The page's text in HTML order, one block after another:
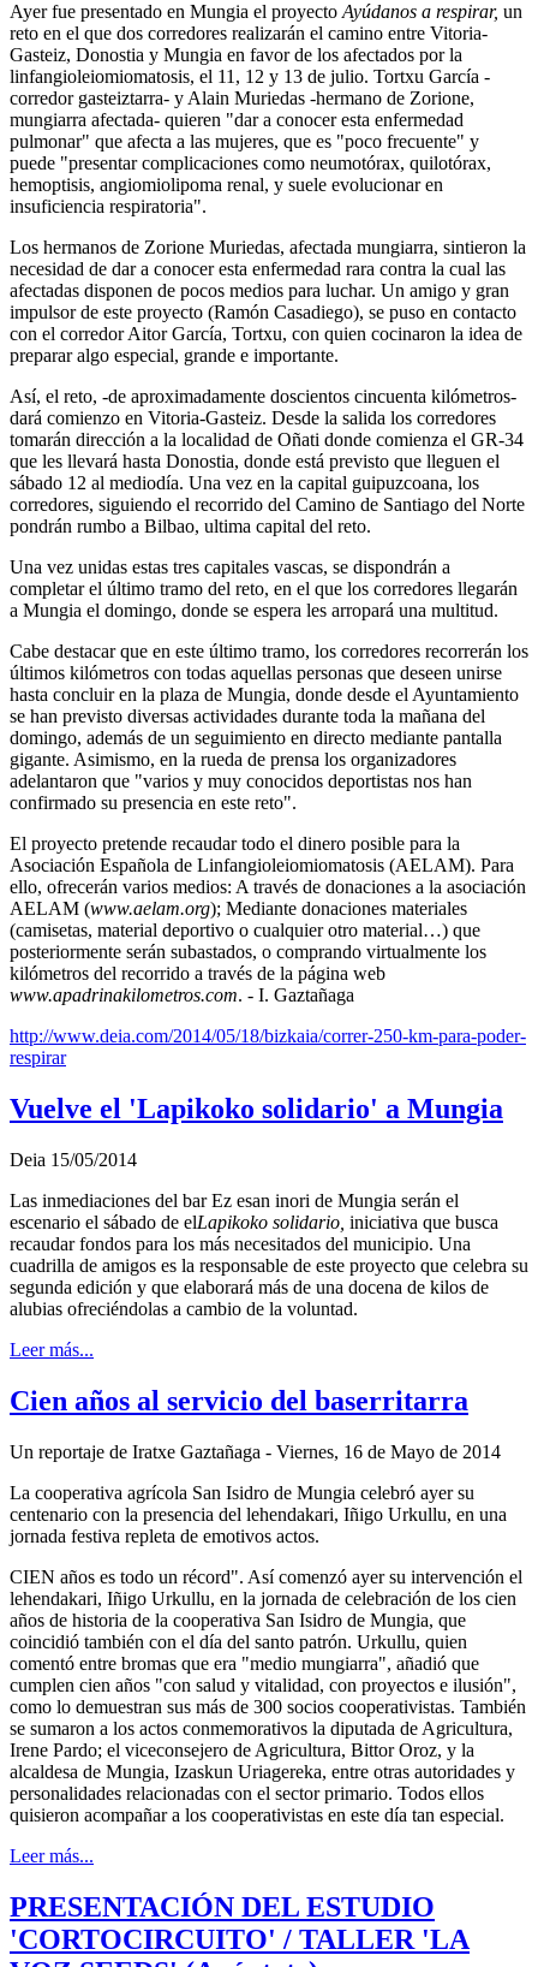
Ayer fue presentado en Mungia el proyecto Ayúdanos a respirar, un
reto en el que dos corredores realizarán el camino entre Vitoria-
Gasteiz, Donostia y Mungia en favor de los afectados por la
linfangioleiomiomatosis, el 11, 12 y 13 de julio. Tortxu García -
corredor gasteiztarra- y Alain Muriedas -hermano de Zorione,
mungiarra afectada- quieren "dar a conocer esta enfermedad
pulmonar" que afecta a las mujeres, que es "poco frecuente" y
puede "presentar complicaciones como neumotórax, quilotórax,
hemoptisis, angiomiolipoma renal, y suele evolucionar en
insuficiencia respiratoria".
Los hermanos de Zorione Muriedas, afectada mungiarra, sintieron la
necesidad de dar a conocer esta enfermedad rara contra la cual las
afectadas disponen de pocos medios para luchar. Un amigo y gran
impulsor de este proyecto (Ramón Casadiego), se puso en contacto
con el corredor Aitor García, Tortxu, con quien cocinaron la idea de
preparar algo especial, grande e importante.
Así, el reto, -de aproximadamente doscientos cincuenta kilómetros-
dará comienzo en Vitoria-Gasteiz. Desde la salida los corredores
tomarán dirección a la localidad de Oñati donde comienza el GR-34
que les llevará hasta Donostia, donde está previsto que lleguen el
sábado 12 al mediodía. Una vez en la capital guipuzcoana, los
corredores, siguiendo el recorrido del Camino de Santiago del Norte
pondrán rumbo a Bilbao, ultima capital del reto.
Una vez unidas estas tres capitales vascas, se dispondrán a
completar el último tramo del reto, en el que los corredores llegarán
a Mungia el domingo, donde se espera les arropará una multitud.
Cabe destacar que en este último tramo, los corredores recorrerán los
últimos kilómetros con todas aquellas personas que deseen unirse
hasta concluir en la plaza de Mungia, donde desde el Ayuntamiento
se han previsto diversas actividades durante toda la mañana del
domingo, además de un seguimiento en directo mediante pantalla
gigante. Asimismo, en la rueda de prensa los organizadores
adelantaron que "varios y muy conocidos deportistas nos han
confirmado su presencia en este reto".
El proyecto pretende recaudar todo el dinero posible para la
Asociación Española de Linfangioleiomiomatosis (AELAM). Para
ello, ofrecerán varios medios: A través de donaciones a la asociación
AELAM (www.aelam.org); Mediante donaciones materiales
(camisetas, material deportivo o cualquier otro material…) que
posteriormente serán subastados, o comprando virtualmente los
kilómetros del recorrido a través de la página web
www.apadrinakilometros.com. - I. Gaztañaga
http://www.deia.com/2014/05/18/bizkaia/correr-250-km-para-poder-
respirar
Vuelve el 'Lapikoko solidario' a Mungia
Deia 15/05/2014
Las inmediaciones del bar Ez esan inori de Mungia serán el
escenario el sábado de elLapikoko solidario, iniciativa que busca
recaudar fondos para los más necesitados del municipio. Una
cuadrilla de amigos es la responsable de este proyecto que celebra su
segunda edición y que elaborará más de una docena de kilos de
alubias ofreciéndolas a cambio de la voluntad.
Leer más...
Cien años al servicio del baserritarra
Un reportaje de Iratxe Gaztañaga - Viernes, 16 de Mayo de 2014
La cooperativa agrícola San Isidro de Mungia celebró ayer su
centenario con la presencia del lehendakari, Iñigo Urkullu, en una
jornada festiva repleta de emotivos actos.
CIEN años es todo un récord". Así comenzó ayer su intervención el
lehendakari, Iñigo Urkullu, en la jornada de celebración de los cien
años de historia de la cooperativa San Isidro de Mungia, que
coincidió también con el día del santo patrón. Urkullu, quien
comentó entre bromas que era "medio mungiarra", añadió que
cumplen cien años "con salud y vitalidad, con proyectos e ilusión",
como lo demuestran sus más de 300 socios cooperativistas. También
se sumaron a los actos conmemorativos la diputada de Agricultura,
Irene Pardo; el viceconsejero de Agricultura, Bittor Oroz, y la
alcaldesa de Mungia, Izaskun Uriagereka, entre otras autoridades y
personalidades relacionadas con el sector primario. Todos ellos
quisieron acompañar a los cooperativistas en este día tan especial.
Leer más...
PRESENTACIÓN DEL ESTUDIO
'CORTOCIRCUITO' / TALLER 'LA